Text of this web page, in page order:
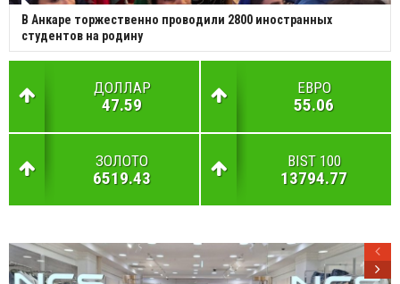
В Анкаре торжественно проводили 2800 иностранных
студентов на родину
ДОЛЛАР
47.59
ЕВРО
55.06
ЗОЛОТО
6519.43
BIST 100
13794.77